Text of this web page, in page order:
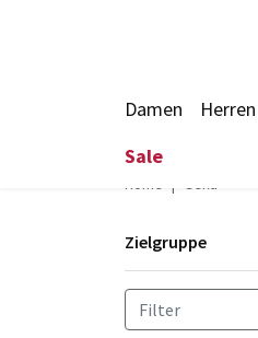
Damen Herren
Sale
Home Geka
Zielgruppe